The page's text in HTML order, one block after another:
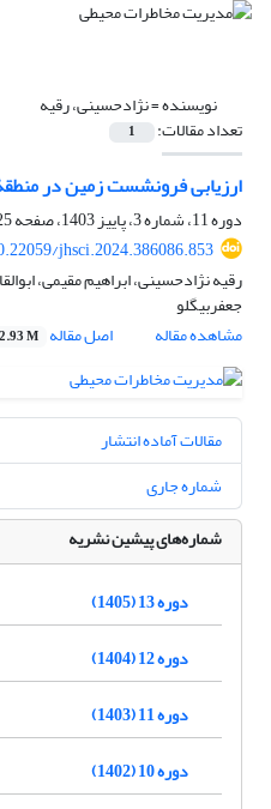
نویسنده =نژادحسینی، رقیه
تعداد مقالات: 1
ارزیابی فرونشست زمین در
دوره 11، شماره 3، پاییز 1403، صفحه
jhsci.2024.386086.853
رقیه نژادحسینی، ابراهیم مقیمی،
جعفربیگلو
مشاهده مقاله
اصل مقاله 2.93 M
مقالات آماده انتشار
شماره جاری
شماره‌های پیشین نشریه
دوره 13 (1405)
دوره 12 (1404)
دوره 11 (1403)
دوره 10 (1402)